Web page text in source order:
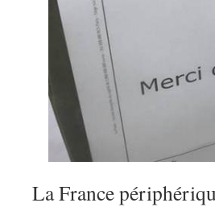
La France